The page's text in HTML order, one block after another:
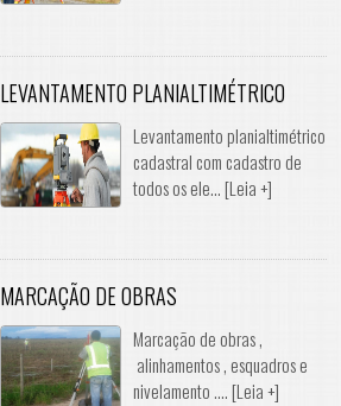
LEVANTAMENTO PLANIALTIMÉTRICO
Levantamento planialtimétrico
cadastral com cadastro de
todos os ele... [Leia +]
MARCAÇÃO DE OBRAS
Marcação de obras ,
alinhamentos , esquadros e
nivelamento .... [Leia +]